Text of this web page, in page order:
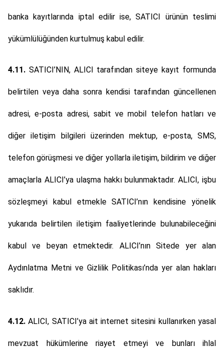
banka kayıtlarında iptal edilir ise, SATICI ürünün teslimi
yükümlülüğünden kurtulmuş kabul edilir.
4.11. SATICI’NIN, ALICI tarafından siteye kayıt formunda
belirtilen veya daha sonra kendisi tarafından güncellenen
adresi, e-posta adresi, sabit ve mobil telefon hatları ve
diğer iletişim bilgileri üzerinden mektup, e-posta, SMS,
telefon görüşmesi ve diğer yollarla iletişim, bildirim ve diğer
amaçlarla ALICI’ya ulaşma hakkı bulunmaktadır. ALICI, işbu
sözleşmeyi kabul etmekle SATICI’nın kendisine yönelik
yukarıda belirtilen iletişim faaliyetlerinde bulunabileceğini
kabul ve beyan etmektedir. ALICI’nın Sitede yer alan
Aydınlatma Metni ve Gizlilik Politikası’nda yer alan hakları
saklıdır.
4.12. ALICI, SATICI’ya ait internet sitesini kullanırken yasal
mevzuat hükümlerine riayet etmeyi ve bunları ihlal